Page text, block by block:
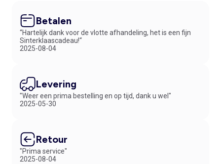
Betalen
“Hartelijk dank voor de vlotte afhandeling, het is een fijn
Sinterklaascadeau!“
2025-08-04
Levering
"Weer een prima bestelling en op tijd, dank u wel"
2025-05-30
Retour
"Prima service"
2025-08-04